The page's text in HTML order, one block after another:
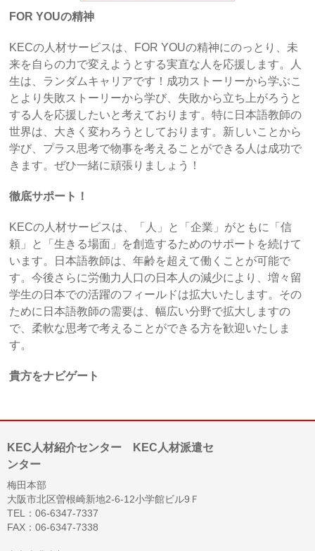
FOR YOUの精神
KECの人材サービスは、FOR YOUの精神にのっとり、未
来を自らの力で変えようとする実直な人を応援します。人
生は、ランダムキャリアです！成功ストーリーから学ぶこ
とより失敗ストーリーから学び、失敗から立ち上がろうと
する人を応援したいと考えております。特に日本語教師の
世界は、大きく変わろうとしております。新しいことから
学び、プラス思考で物事を考えることができる人は成功で
きます。ぜひ一緒に頑張りましょう！
徹底サポート！
KECの人材サービスは、「人」と「企業」がともに「信
頼」と「生きる場面」を創造するためのサポートを続けて
います。日本語教師は、年齢を超えて働くことが可能で
す。今後さらに労働力人口の日本人の減少により、増々留
学生の日本での活躍のフィールドは拡大いたします。その
ために日本語教師の需要は、幅広い分野で拡大しますの
で、柔軟な思考で考えることができる方を歓迎いたしま
す。
貴方をナビゲート
KEC人材紹介センター KEC人材派遣セ
ンター
梅田本部
大阪市北区曽根崎新地2-6-12小学館ビル9Ｆ
TEL：06-6347-7337
FAX：06-6347-7338